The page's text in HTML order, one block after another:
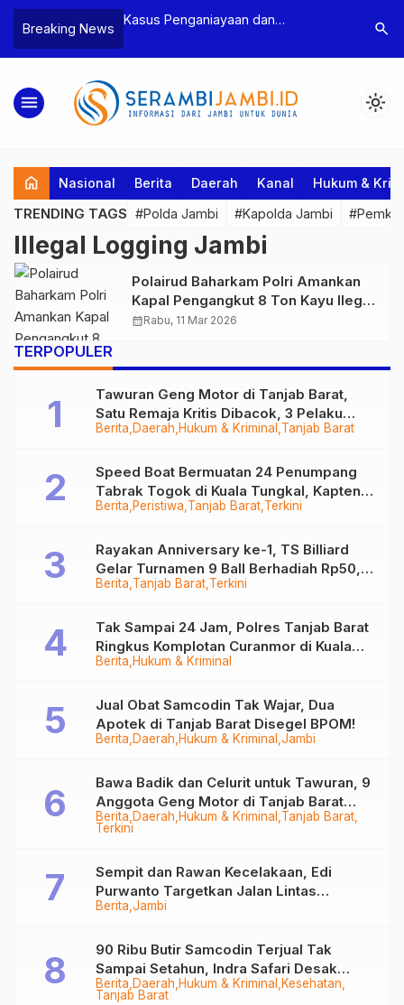
Breaking News
Bea Cukai
Pelaku beserta
dan 146 Gram
Kasus Penganiayaan dan
Tebo Tetapkan Dua Tersangka
Polres
Dua
search
menu light_mode
home Nasional Berita Daerah Kanal Hukum &
TRENDING TAGS #Polda Jambi #Kapolda Jambi
Illegal Logging Jambi
Polairud Baharkam Polri Amankan
Kapal Pengangkut 8 Ton Kayu Ilegal
di Perairan Jambi
calendar_monthRabu, 11 Mar 2026
TERPOPULER
Berita Daerah Hukum & Kriminal Tanjab Barat
Tawuran Geng Motor di Tanjab Barat,
Satu Remaja Kritis Dibacok, 3 Pelaku
Ditangkap
Berita Peristiwa Tanjab Barat Terkini
Speed Boat Bermuatan 24 Penumpang
Tabrak Togok di Kuala Tungkal, Kapten
Sempat Hilang
Berita Tanjab Barat Terkini
Rayakan Anniversary ke-1, TS Billiard
Gelar Turnamen 9 Ball Berhadiah Rp50,8
Juta
Berita Hukum & Kriminal
Tak Sampai 24 Jam, Polres Tanjab Barat
Ringkus Komplotan Curanmor di Kuala
Tungkal
Berita Daerah Hukum & Kriminal Jambi
Jual Obat Samcodin Tak Wajar, Dua
Apotek di Tanjab Barat Disegel BPOM!
Berita Daerah Hukum & Kriminal Tanjab Barat
Terkini
Bawa Badik dan Celurit untuk Tawuran, 9
Anggota Geng Motor di Tanjab Barat
Diringkus
Berita Jambi
Sempit dan Rawan Kecelakaan, Edi
Purwanto Targetkan Jalan Lintas
Tungkal-Jambi Mulus di 2028
Berita Daerah Hukum & Kriminal
Kesehatan
Tanjab Barat
90 Ribu Butir Samcodin Terjual Tak
Sampai Setahun, Indra Safari Desak
Audit Menyeluruh